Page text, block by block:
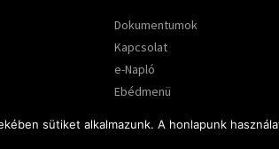
Dokumentumok
Kapcsolat
e-Napló
Ebédmenü
sütiket alkalmazunk. A honlapunk